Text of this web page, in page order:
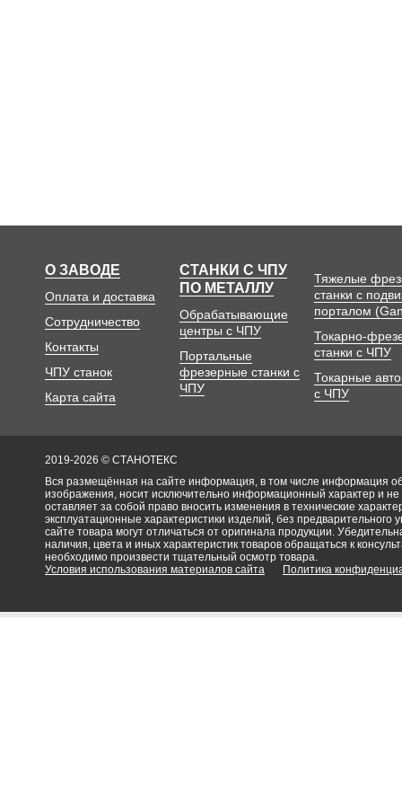
О ЗАВОДЕ
Оплата и доставка
Сотрудничество
Контакты
ЧПУ станок
Карта сайта
СТАНКИ С ЧПУ
ПО МЕТАЛЛУ
Обрабатывающие
центры с ЧПУ
Портальные
фрезерные станки с
ЧПУ
Тяжелые
станки с
порталом
Токарно-
станки с ЧПУ
Токарные
с ЧПУ
2019-2026 © СТАНОТЕКС
Вся размещённая на сайте информация, в том числе информация об
изображения, носит исключительно информационный характер и
оставляет за собой право вносить изменения в технические
эксплуатационные характеристики изделий, без
сайте товара могут отличаться от оригинала продукции.
наличия, цвета и иных характеристик товаров обращаться к
необходимо произвести тщательный осмотр товара.
Условия использования материалов сайта
Политика